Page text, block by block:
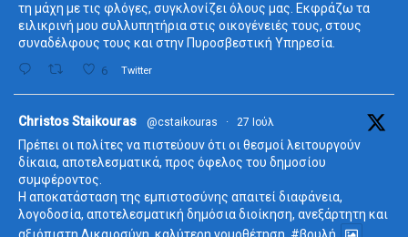
τη μάχη με τις φλόγες, συγκλονίζει όλους μας. Εκφράζω τα
ειλικρινή μου συλλυπητήρια στις οικογένειές τους, στους
συναδέλφους τους και στην Πυροσβεστική Υπηρεσία.
6 Twitter
Christos Staikouras @cstaikouras · 27 Ιούλ
Πρέπει οι πολίτες να πιστεύουν ότι οι θεσμοί λειτουργούν
δίκαια, αποτελεσματικά, προς όφελος του δημοσίου
συμφέροντος.
Η αποκατάσταση της εμπιστοσύνης απαιτεί διαφάνεια,
λογοδοσία, αποτελεσματική δημόσια διοίκηση, ανεξάρτητη και